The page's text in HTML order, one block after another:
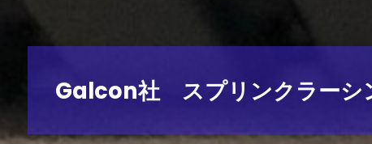
Galcon社 スプリンクラーシ